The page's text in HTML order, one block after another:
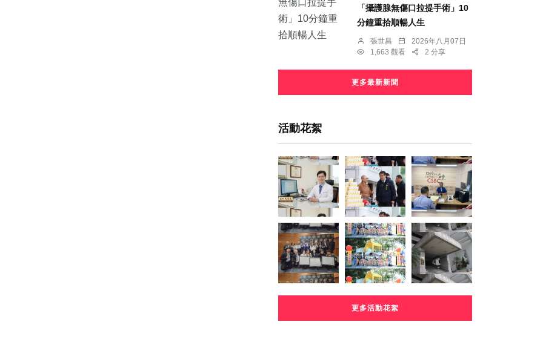
「攝護腺無傷口拉提手術」10
分鐘重拾順暢人生
張世昌
2026年八月07日
1,663 觀看
2 分享
更多最新新聞
活動花絮
更多活動花絮